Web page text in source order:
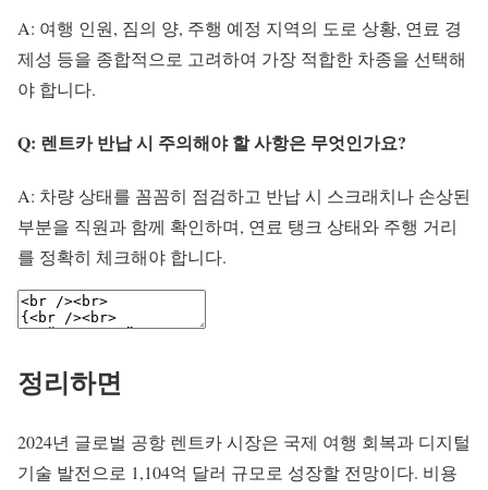
A: 여행 인원, 짐의 양, 주행 예정 지역의 도로 상황, 연료 경
제성 등을 종합적으로 고려하여 가장 적합한 차종을 선택해
야 합니다.
Q: 렌트카 반납 시 주의해야 할 사항은 무엇인가요?
A: 차량 상태를 꼼꼼히 점검하고 반납 시 스크래치나 손상된
부분을 직원과 함께 확인하며, 연료 탱크 상태와 주행 거리
를 정확히 체크해야 합니다.
정리하면
2024년 글로벌 공항 렌트카 시장은 국제 여행 회복과 디지털
기술 발전으로 1,104억 달러 규모로 성장할 전망이다. 비용